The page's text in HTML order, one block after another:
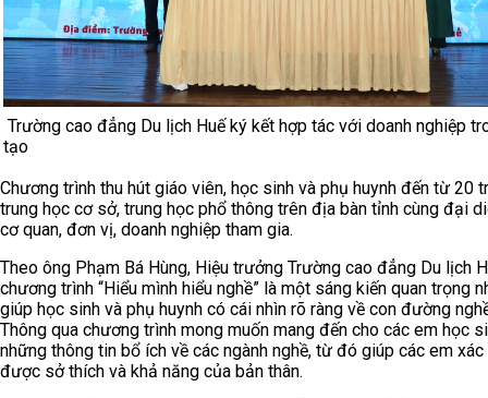
Trường cao đẳng Du lịch Huế ký kết hợp tác với doanh nghiệp
tạo
Chương trình thu hút giáo viên, học sinh và phụ huynh đến từ 20
trung học cơ sở, trung học phổ thông trên địa bàn tỉnh cùng đại
cơ quan, đơn vị, doanh nghiệp tham gia.
Theo ông Phạm Bá Hùng, Hiệu trưởng Trường cao đẳng Du lịch
chương trình “Hiểu mình hiểu nghề” là một sáng kiến quan trọng
giúp học sinh và phụ huynh có cái nhìn rõ ràng về con đường
Thông qua chương trình mong muốn mang đến cho các em học
những thông tin bổ ích về các ngành nghề, từ đó giúp các em
được sở thích và khả năng của bản thân.